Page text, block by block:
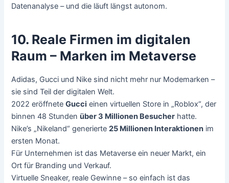
Datenanalyse – und die läuft längst autonom.
10. Reale Firmen im digitalen
Raum – Marken im Metaverse
Adidas, Gucci und Nike sind nicht mehr nur Modemarken –
sie sind Teil der digitalen Welt.
2022 eröffneteGucci einen virtuellen Store in „Roblox“, der
binnen 48 Stundenüber 3 Millionen Besucher hatte.
Nike’s „Nikeland“ generierte25 Millionen Interaktionen im
ersten Monat.
Für Unternehmen ist das Metaverse ein neuer Markt, ein
Ort für Branding und Verkauf.
Virtuelle Sneaker, reale Gewinne – so einfach ist das